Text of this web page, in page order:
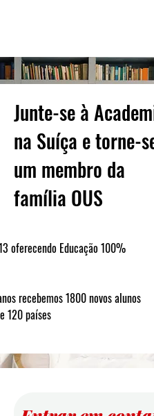
Junte-se à
na Suíça e torne-
um membro da
família OUS
oferecendo Educação 100%
recebemos 1800 novos alunos
120 países